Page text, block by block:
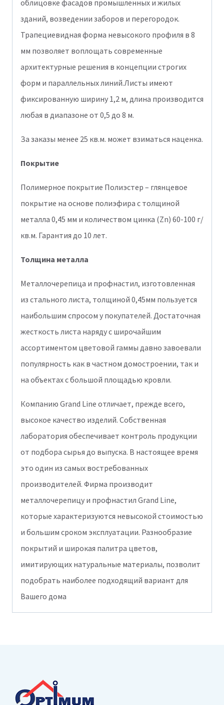
облицовке фасадов промышленных и жилых
зданий, возведении заборов и перегородок.
Трапециевидная форма невысокого профиля в 8
мм позволяет воплощать современные
архитектурные решения в концепции строгих
форм и параллельных линий.Листы имеют
фиксированную ширину 1,2 м, длина производится
любая в диапазоне от 0,5 до 8 м.
За заказы менее 25 кв.м. может взиматься наценка.
Покрытие
Полимерное покрытие Полиэстер – глянцевое
покрытие на основе полиэфира с толщиной
металла 0,45 мм и количеством цинка (Zn) 60-100 г/
кв.м. Гарантия до 10 лет.
Толщина металла
Металлочерепица и профнастил, изготовленная
из стального листа, толщиной 0,45мм пользуется
наибольшим спросом у покупателей. Достаточная
жесткость листа наряду с широчайшим
ассортиментом цветовой гаммы давно завоевали
популярность как в частном домостроении, так и
на объектах с большой площадью кровли.
Компанию Grand Line отличает, прежде всего,
высокое качество изделий. Собственная
лаборатория обеспечивает контроль продукции
от подбора сырья до выпуска. В настоящее время
это один из самых востребованных
производителей. Фирма производит
металлочерепицу и профнастил Grand Line,
которые характеризуются невысокой стоимостью
и большим сроком эксплуатации. Разнообразие
покрытий и широкая палитра цветов,
имитирующих натуральные материалы, позволит
подобрать наиболее подходящий вариант для
Вашего дома